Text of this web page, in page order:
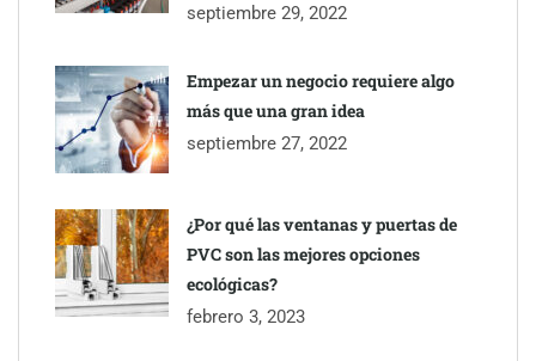
septiembre 29, 2022
Empezar un negocio requiere algo
más que una gran idea
septiembre 27, 2022
¿Por qué las ventanas y puertas de
PVC son las mejores opciones
ecológicas?
febrero 3, 2023